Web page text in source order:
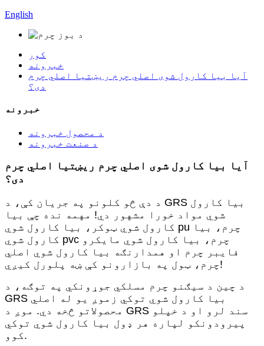
English
کور
خبرونه
آیا بیا کارول شوی اصلي چرم ریښتیا اصلي چرم
دی؟
خبرونه
د محصول خبرونه
د صنعت خبرونه
آیا بیا کارول شوی اصلي چرم ریښتیا اصلي چرم
دی؟
د دې څو کلونو په جریان کې، د GRS بیا کارول
شوي مواد خورا مشهور دي! مهمه نده چې بیا
کارول شوي ټوکر، بیا کارول شوي pu چرم، بیا
کارول شوي pvc چرم، بیا کارول شوي مایکرو
فایبر چرم او همدارنګه بیا کارول شوي اصلي
چرم، ټول په بازارونو کې ښه پلورل کیږي!
د چین د سیګنو چرم مسلکي جوړونکي په توګه، د
GRS بیا کارول شوي توکي زموږ یو له اصلي
محصولاتو څخه دي. موږ د GRS سند لرو او د خپلو
پیرودونکو لپاره هر ډول بیا کارول شوي توکي
کوو.